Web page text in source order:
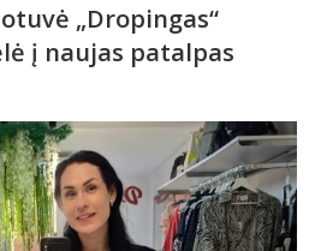
„Dropingas“
į naujas patalpas